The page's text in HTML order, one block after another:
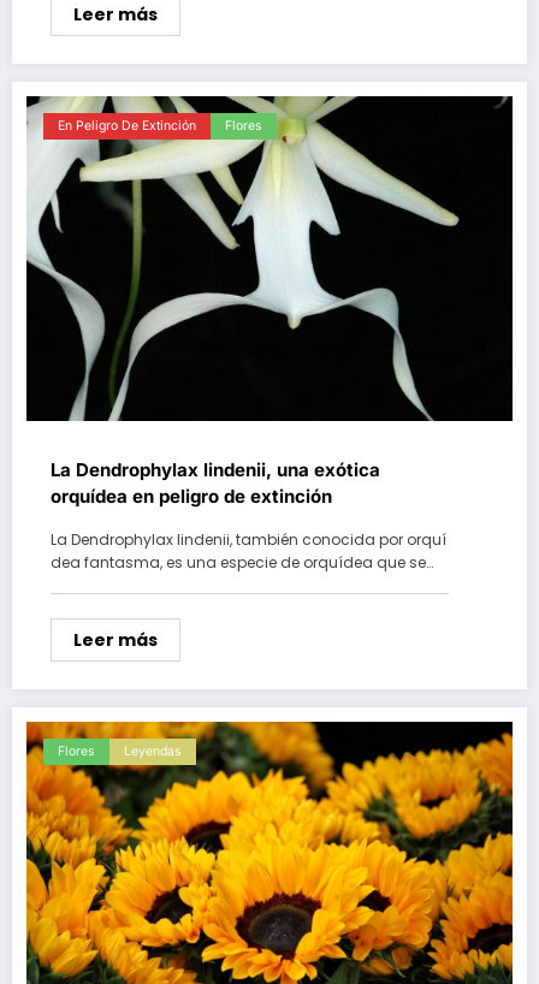
Leer más
En Peligro De Extinción Flores
La Dendrophylax lindenii, una exótica
orquídea en peligro de extinción
La Dendrophylax lindenii, también conocida por orquí
dea fantasma, es una especie de orquídea que se…
Leer más
Flores Leyendas